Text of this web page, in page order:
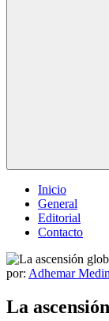
Inicio
General
Editorial
Contacto
por: Adhemar
La